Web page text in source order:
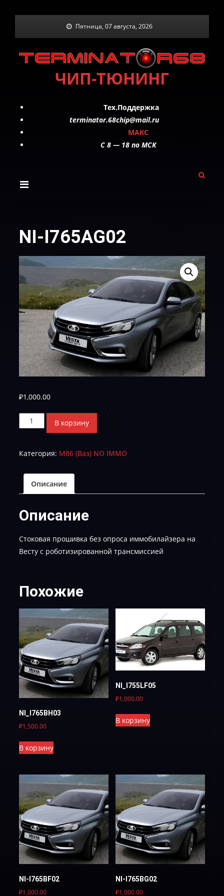
Пятница, 07 августа, 2026
ЧИП-ТЮНИНГ
Тех.Поддержка
terminator.68chip@mail.ru
МАКС
C 8 — 18 по МСК
NI-I765AG02
₽1,000.00
Количество
товара
I765AG02
В корзину
Категория: М86 (Ваз) NO IMMO
Описание
Описание
Стоковая прошивка без опроса иммобилайзера на
Весту с роботизированной трансмиссией
Похожие
NI_I765BH03
₽1,500.00
В корзину
NI_I755LF05
₽1,000.00
В корзину
NI-I765BF02
₽1,000.00
NI-I765BG02
₽1,000.00